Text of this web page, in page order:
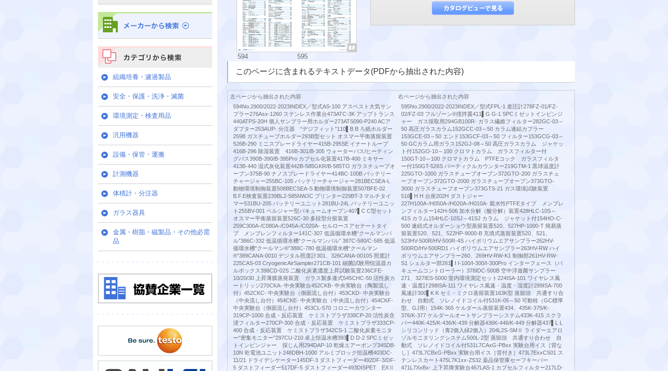
594 595
このページに含まれるテキストデータ(PDFから抽出された内容)
左ページから抽出された内容
594No.2900/2022-2023INDEX／型式AS-100 アスベスト大気サン
プラー276Asx-1260 ステンレス作業台473ATC-3K アップトランス
440ATPS-20H 個人サンプラー用ホルダー273ATS090-P240 ACア
ダプター253AUP- 分注器 “デジフィット”110▌B B ろ紙ホルダー
259B ガスチューブホルダー293B型セット オスマー平衡蒸留装置
526B-290 ミニスプレードライヤー415B-295SE イナートループ
416B-296 除湿装置 416B-301/B-305 ウォーターバス/ヒーティン
グバス390B-390/B-395Pro カプセル化装置417B-400 ミキサー
413B-440 湿式灰化装置442B-585GKR/B-585TO ガラスチューブオ
ーブン375B-90 ナノスプレードライヤー414BC-100B バッテリー
チャージャー255BC-105 バッテリーチャージャー281BECSEA-L
動物環境制御装置508BECSEA-S 動物環境制御装置507BFE-02
B.F.E検査装置239BL2-585NWJC プリンター229BT-3 マルチタイ
マー531BU-205 バッテリーユニット281BU-24L バッテリーユニッ
ト255BV-001 ベルジャー型バキュームオーブン407▌C C型セット
オスマー平衡蒸留装置526C-30 多段型分留装置
259C300A-/C080A-/C045A-/C020A- セルロースアセテートタイ
プ メンブレンフィルター141C-307 低温循環水槽“クールマンパ
ル”386C-332 低温循環水槽“クールマンパル” 387C-580/C-585 低温
循環水槽“クールマン®”388C-780 低温循環水槽“クールマン
®”389CANA-0010 デジタル照度計301、326CANA-0010S 照度計
225CAS-03 CryogenicAirSampler271CB-101 細菌試験用恒温器カ
ルボックス398CD-02S 二酸化炭素濃度上昇試験装置236CFE-
10/20/30 上昇薄膜蒸発装置 ガラス製多連式545CHC-50 活性炭カ
ートリッジ270CKA- 中央実験台452CKB- 中央実験台（陶製流し
付）452CKC- 中央実験台（側面流し台付）453CKD- 中央実験台
（中央流し台付）454CKE- 中央実験台（中央流し台付）454CKF-
中央実験台（側面流し台付）453CL-570 コロニーカウンター
319CP-1000 合成・反応装置 ケミストプラザ338CP-20 活性炭含
浸フィルター270CP-300 合成・反応装置 ケミストプラザ333CP-
400 合成・反応装置 ケミストプラザ342CS-1 二酸化炭素モニタ
ー“密集モニター”297CU-210 卓上恒温水槽393▌D D-2 SPCミゼッ
トインピンジャー 採じん用294DAP-10 乾燥エアーポンプ345DB-
10N 乾電池ユニット248DBH-1000 アルミブロック恒温槽403DC-
11/21 ドライデシケーター145DF-3 ダストフィーダー492DF-3/DF-
5 ダストフィーダー517DF-5 ダストフィーダー493DISPET EXⅡ
右ページから抽出された内容
595No.2900/2022-2023INDEX／型式FPL-1 差圧計278FZ-01/FZ-
02/FZ-03 フルゾーン®撹拌翼411▌G G-1 SPCミゼットインピンジ
ャー ガス採取用294GB100R- ガラス繊維フィルター282GC-03～
50 高圧ガラスカラム152GCC-03～50 カラム連結カプラー
153GCE-03～50 エンド153GCF-03～50 フィルター153GCG-03～
50 GCカラム用ガラス152GJ-08～50 高圧ガラスカラム ジャケッ
ト付152GO-10～100 クロマトカラム ガラスフィルター付
150GT-10～100 クロマトカラム PTFEコック ガラスフィルタ
ー付150GT-526S パーティクルカウンター219GTM-1 黒球温度計
225GTO-1000 ガラスチューブオーブン372GTO-200 ガラスチュ
ーブオーブン372GTO-2000 ガラスチューブオーブン373GTO-
3000 ガラスチューブオーブン373GTS-21 ガス環境試験装置
516▌H H 台座202H ダストジャー
227H100A-/H050A-/H020A-/H010A- 親水性PTFEタイプ メンブレ
ンフィルター142H-506 加水分解（酸分解）装置428HLC-10S～
41S カラム154HLC-10SJ～41SJ カラム ジャケット付154HO-C-
500 連続式オルダーショウ型蒸留装置520、527HP-1000-T 簡易蒸
留装置520、521、522HP-9000-B 充填式蒸留装置520、521、
523HV-500R/HV-500R-4S ハイボリウムエアサンプラー262HV-
500RD/HV-500RD1 ハイボリウムエアサンプラー263HV-RW ハイ
ボリウムエアサンプラー260、269HV-RW-K1 制御部261HV-RW-
S1 シェルター部261▌I I-100/I-300/I-300Pro インターフェース（バ
キュームコントローラー）378IDC-500B 空中浮遊菌サンプラー
271、327IES-5000 室内環境測定セット224ISA-101 ワイヤレス風
速・温度計298ISA-111 ワイヤレス風速・温度・湿度計299ISA-700
風速計300▌K K セミ・ミクロ蒸留装置163K型 蒸留頭 共通すり合
わせ 自動式 ソレノイドコイル付531K-05～50 可動栓（GC標準
型、GJ用）154K-365 ケルダール蒸留装置434、435K-375/K-
376/K-377 ケルダールオートサンプラーシステム433K-415 スクラ
バー440K-425/K-436/K-439 分解器436K-446/K-449 分解器437▌L L
シリコンリッド（青2個入緑2個入）204L2S-SMⅡ ライダーエアロ
ゾルモニタリングシステム500L-2型 蒸留頭 共通すり合わせ 自
動式 ソレノイドコイル付531L7CAxG-PBxx 実験台用イス［背な
し］473L7CBxG-PBxx 実験台用イス［背付き］473L7ExxCS01 ス
テンレスカート475L7K1xx-Z532 薬品保管庫セーフキーパー
471L7XxBx- 上下昇降実験台467LAS-1 カプセルフィルター217LD-
カテゴリから検索
組織培養・濾過製品
安全・保護・洗浄・滅菌
環境測定・検査用品
汎用機器
設備・保管・運搬
計測機器
体積計・分注器
ガラス器具
金属・樹脂・磁製品・その他必需
品